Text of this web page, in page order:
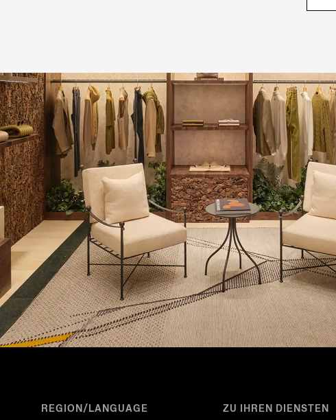
REGION/LANGUAGE ZU IHREN DIENSTEN